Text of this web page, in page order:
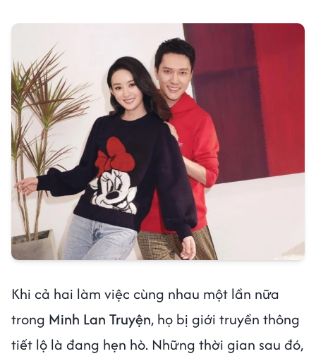
Khi cả hai làm việc cùng nhau một lần nữa
trong Minh Lan Truyện, họ bị giới truyền thông
tiết lộ là đang hẹn hò. Những thời gian sau đó,